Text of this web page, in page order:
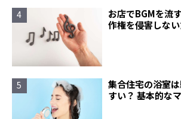
お店でBGMを流
作権を侵害しな
集合住宅の浴室
すい？ 基本的な